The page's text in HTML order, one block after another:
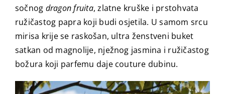
sočnog dragon fruita, zlatne kruške i prstohvata
ružičastog papra koji budi osjetila. U samom srcu
mirisa krije se raskošan, ultra ženstveni buket
satkan od magnolije, nježnog jasmina i ružičastog
božura koji parfemu daje couture dubinu.